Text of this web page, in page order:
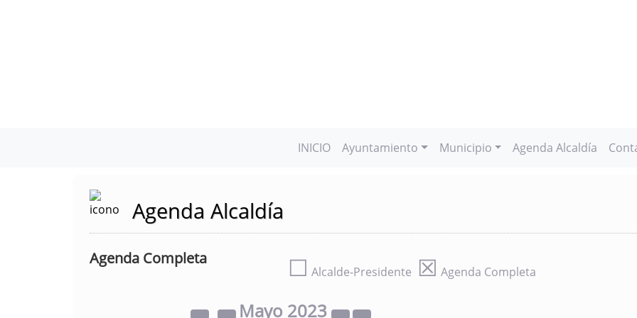
INICIO Ayuntamiento Municipio Agenda Alcaldía
Agenda Alcaldía
Agenda Completa ☐ Alcalde-Presidente ☒ Agenda Completa
Mayo 2023